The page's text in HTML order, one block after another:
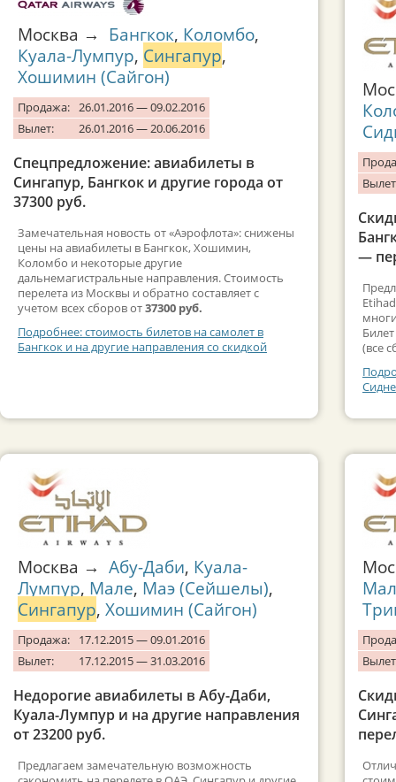
Москва → Бангкок, Коломбо,
Куала-Лумпур, Сингапур,
Хошимин (Сайгон)
Продажа: 26.01.2016 — 09.02.2016
Вылет:
26.01.2016 — 20.06.2016
Спецпредложение: авиабилеты в
Сингапур, Бангкок и другие города от
37300 руб.
Замечательная новость от «Аэрофлота»: снижены
цены на авиабилеты в Бангкок, Хошимин,
Коломбо и некоторые другие
дальнемагистральные направления. Стоимость
перелета из Москвы и обратно составляет с
учетом всех сборов от37300 руб.
Подробнее: стоимость билетов на самолет в
Бангкок и на другие направления со скидкой
Москва → Абу-Даби, Куала-
Лумпур, Мале, Маэ (Сейшелы),
Сингапур, Хошимин (Сайгон)
Продажа:
17.12.2015 — 09.01.2016
Вылет:
17.12.2015 — 31.03.2016
Недорогие авиабилеты в Абу-Даби,
Куала-Лумпур и на другие направления
от 23200 руб.
Предлагаем замечательную возможность
—
(все